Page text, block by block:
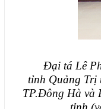
Đại tá Lê
tỉnh Quảng Trị
TP.Đông Hà và